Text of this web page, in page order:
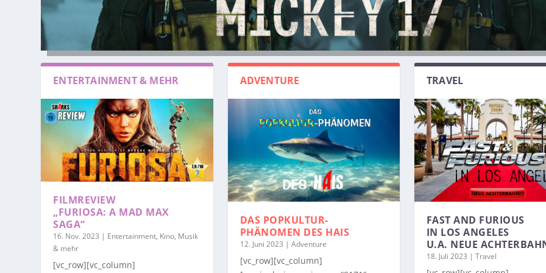
ENTERTAINMENT & MEHR
FILMREVIEW
„FURIOSA: A MAD MAX
SAGA“
16. Nov. 2023 | Entertainment, Kino, Musik
& mehr
[vc_row][vc_column]
ADVENTURE
DAS POPKULTUR-
PHÄNOMEN DES HAIS
12. Juni 2023 | Adventure
[vc_row][vc_column]
TRAVEL
FAST AND FURIOUS
IN LOS ANGELES
U.A. NEUE
18. Juli 2023 | Travel